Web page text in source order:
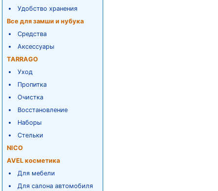
Удобство хранения
Все для замши и нубука
Средства
Аксессуары
TARRAGO
Уход
Пропитка
Очистка
Восстановление
Наборы
Стельки
NICO
AVEL косметика
Для мебели
Для салона автомобиля